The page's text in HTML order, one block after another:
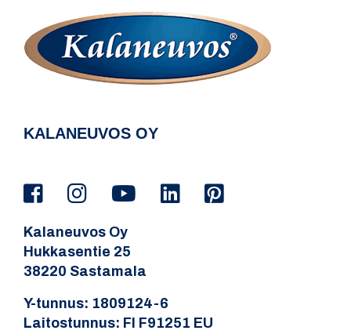
KALANEUVOS OY
Kalaneuvos Oy
Hukkasentie 25
38220 Sastamala
Y-tunnus: 1809124-6
Laitostunnus: FI F91251 EU